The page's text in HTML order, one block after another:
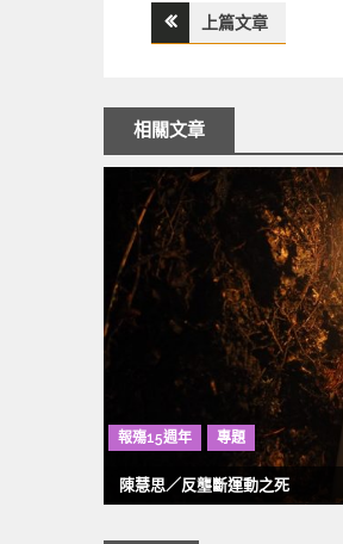
文
章
導
覽
上篇文章
相關文章
報殤15週年 專題
陳慧思／反壟斷運動之死